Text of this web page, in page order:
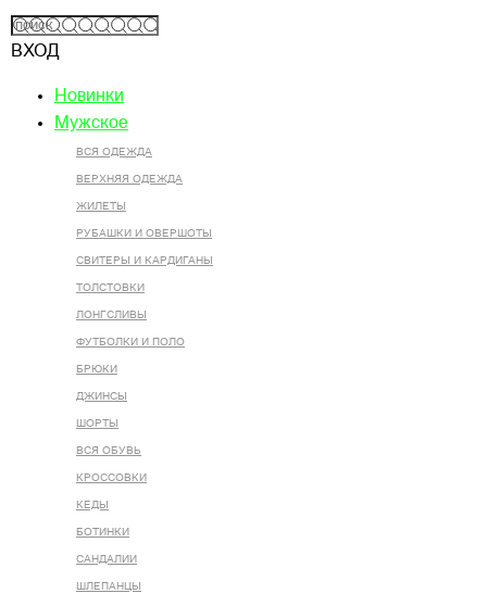
ВХОД
Новинки
Мужское
ВСЯ ОДЕЖДА
ВЕРХНЯЯ ОДЕЖДА
ЖИЛЕТЫ
РУБАШКИ И ОВЕРШОТЫ
СВИТЕРЫ И КАРДИГАНЫ
ТОЛСТОВКИ
ЛОНГСЛИВЫ
ФУТБОЛКИ И ПОЛО
БРЮКИ
ДЖИНСЫ
ШОРТЫ
ВСЯ ОБУВЬ
КРОССОВКИ
КЕДЫ
БОТИНКИ
САНДАЛИИ
ШЛЕПАНЦЫ